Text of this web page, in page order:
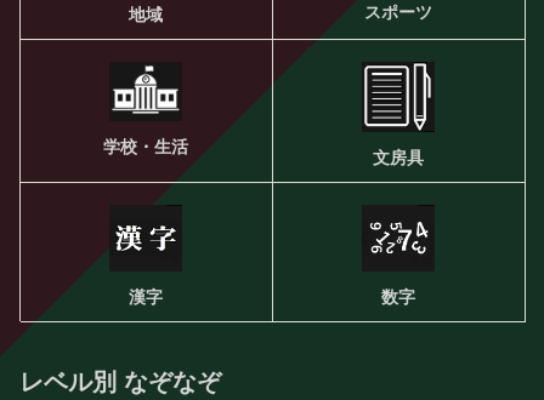
地域 スポーツ
学校・生活
文房具
漢字 数字
レベル別 なぞなぞ